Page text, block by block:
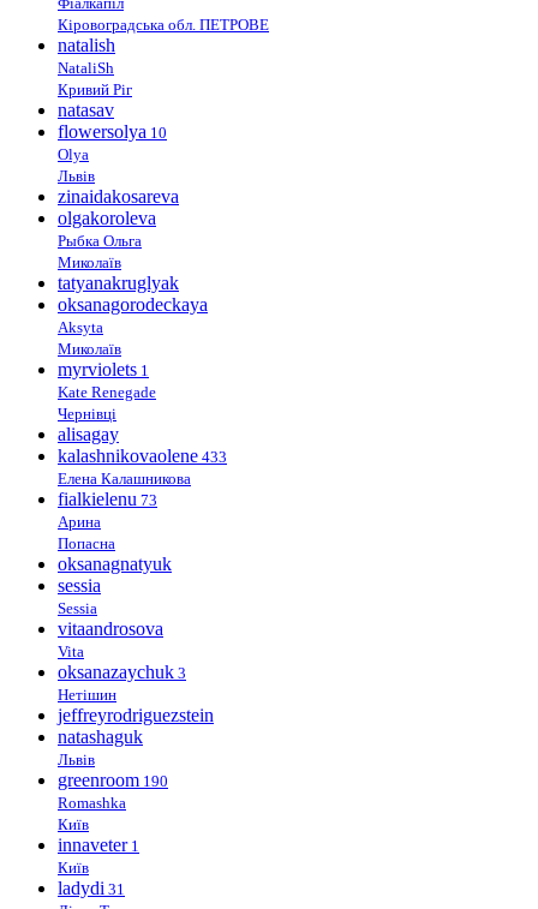
Кіровоградська обл. ПЕТРОВЕ
natalish
NataliSh
Кривий Ріг
natasav
flowersolya 10
Olya
Львів
zinaidakosareva
olgakoroleva
Рыбка Ольга
Миколаїв
tatyanakruglyak
oksanagorodeckaya
Aksyta
Миколаїв
myrviolets 1
Kate Renegade
Чернівці
alisagay
kalashnikovaolene 433
Елена Калашникова
fialkielenu 73
Арина
Попасна
oksanagnatyuk
sessia
Sessia
vitaandrosova
Vita
oksanazaychuk 3
Нетішин
jeffreyrodriguezstein
natashaguk
Львів
greenroom 190
Romashka
Київ
innaveter 1
Київ
ladydi 31